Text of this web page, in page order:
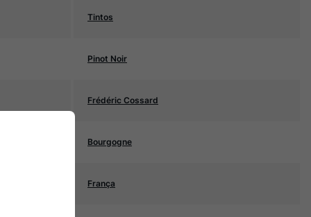
Tintos
Pinot Noir
Frédéric Cossard
Bourgogne
França